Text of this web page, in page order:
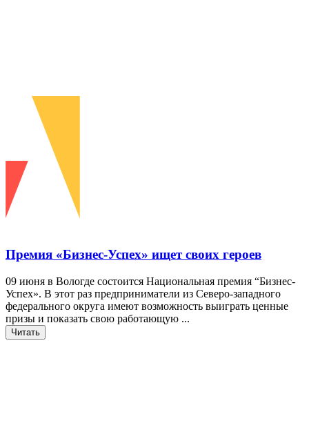
Премия «Бизнес-Успех» ищет своих героев
09 июня в Вологде состоится Национальная премия “Бизнес-
Успех». В этот раз предприниматели из Северо-западного
федерального округа имеют возможность выиграть ценные
призы и показать свою работающую ...
Читать